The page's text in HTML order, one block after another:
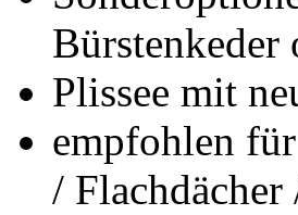
Plissee mit
empfohlen
/ Flachdächer